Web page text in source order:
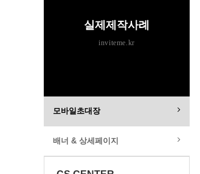
실제제작사례
inviteme.kr
모바일초대장
배너 & 상세페이지